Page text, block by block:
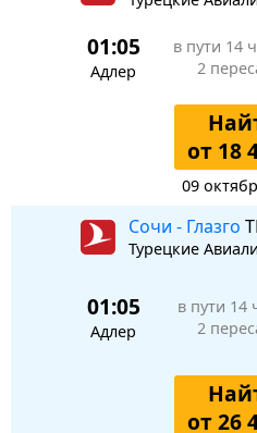
01:05
Адлер
в пути 14
2
от 18
09
Сочи - Глазго
Турецкие
01:05
Адлер
в пути 14
2
от 26